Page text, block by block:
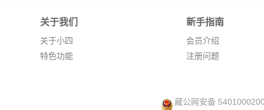
关于我们
关于小四
特色功能
新手指南
会员介绍
注册问题
藏公网安备